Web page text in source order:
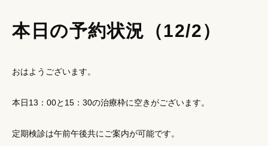
本日の予約状況（12/2）
おはようございます。
本日13：00と15：30の治療枠に空きがございます。
定期検診は午前午後共にご案内が可能です。